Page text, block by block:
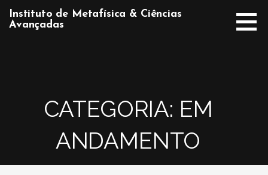
direto
Instituto de Metafísica & Ciências
Avançadas
CATEGORIA: EM
ANDAMENTO